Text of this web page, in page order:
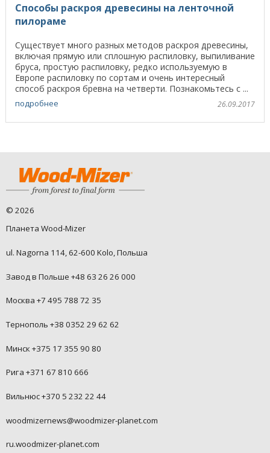
Cпособы раскроя древесины на ленточной
пилораме
Существует много разных методов раскроя древесины,
включая прямую или сплошную распиловку, выпиливание
бруса, простую распиловку, редко используемую в
Европе распиловку по сортам и очень интересный
способ раскроя бревна на четверти. Познакомьтесь с ...
подробнее 26.09.2017
© 2026
Планета Wood-Mizer
ul. Nagorna 114, 62-600 Kolo, Польша
Завод в Польше +48 63 26 26 000
Москва +7 495 788 72 35
Тернополь +38 0352 29 62 62
Минск +375 17 355 90 80
Рига +371 67 810 666
Вильнюс +370 5 232 22 44
woodmizernews@woodmizer-planet.com
ru.woodmizer-planet.com